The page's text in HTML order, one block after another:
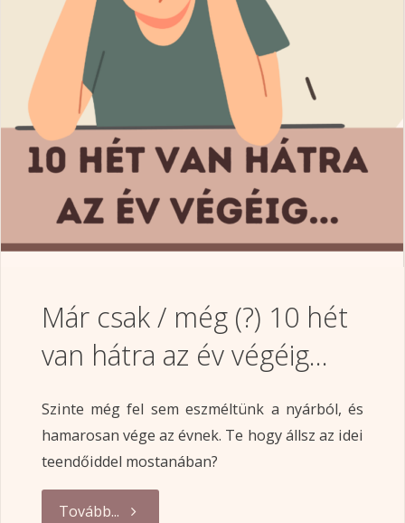
Már csak / még (?) 10 hét
van hátra az év végéig…
Szinte még fel sem eszméltünk a nyárból, és
hamarosan vége az évnek. Te hogy állsz az idei
teendőiddel mostanában?
Tovább... "Már